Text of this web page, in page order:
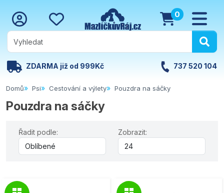
0
ZDARMA již od 999Kč 737 520 104
Domů Psi Cestování a výlety Pouzdra na sáčky
Pouzdra na sáčky
Řadit podle: Zobrazit: